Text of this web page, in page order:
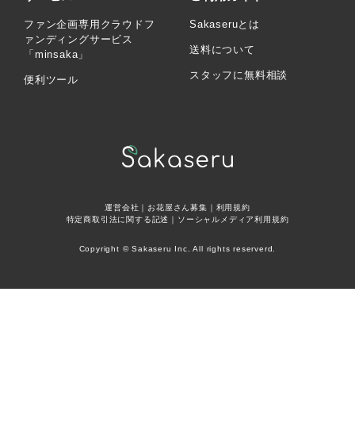
ファン企画専用クラウドフ
ァンディングサービス
「minsaka」
便利ツール
Sakaseruとは
送料について
スタッフに無料相談
運営会社 ｜お花屋さん募集 ｜ 利用規約
特定商取引法に関する記述 ｜ ソーシャルメディア利用規約
Copyright © Sakaseru Inc. All rights reserverd.